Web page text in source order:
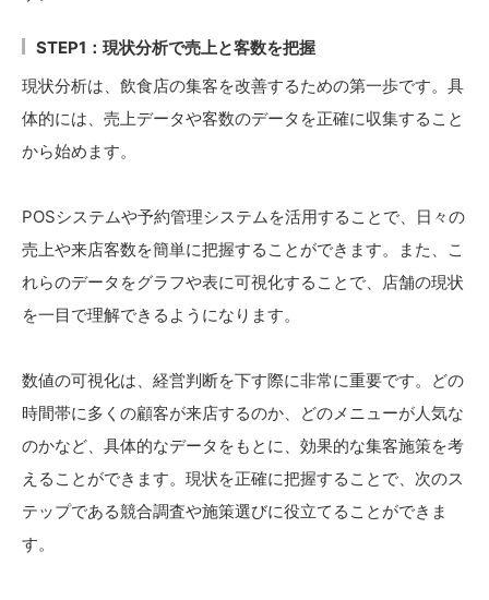
STEP1：現状分析で売上と客数を把握
現状分析は、飲食店の集客を改善するための第一歩です。具
体的には、売上データや客数のデータを正確に収集すること
から始めます。
POSシステムや予約管理システムを活用することで、日々の
売上や来店客数を簡単に把握することができます。また、こ
れらのデータをグラフや表に可視化することで、店舗の現状
を一目で理解できるようになります。
数値の可視化は、経営判断を下す際に非常に重要です。どの
時間帯に多くの顧客が来店するのか、どのメニューが人気な
のかなど、具体的なデータをもとに、効果的な集客施策を考
えることができます。現状を正確に把握することで、次のス
テップである競合調査や施策選びに役立てることができま
す。